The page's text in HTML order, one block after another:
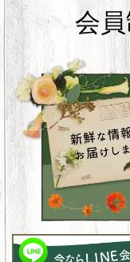
会